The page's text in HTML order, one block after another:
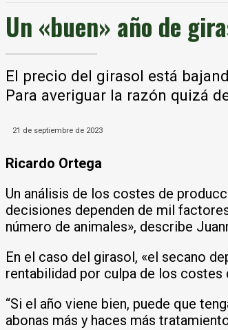
Un «buen» año de
El precio del girasol está
Para averiguar la razón quizá
21 de septiembre de 2023
Ricardo Ortega
Un análisis de los costes de
decisiones dependen de mil
número de animales», describe
En el caso del girasol, «el secano
rentabilidad por culpa de los costes
“Si el año viene bien, puede que
abonas más y haces más